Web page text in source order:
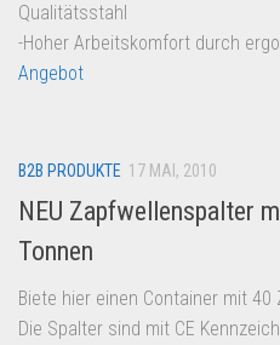
Qualitätsstahl
-Hoher Arbeitskomfort durch
Angebot
B2B PRODUKTE 17 MAI, 2010
NEU Zapfwellenspalter
Tonnen
Biete hier einen Container mit
Die Spalter sind mit CE